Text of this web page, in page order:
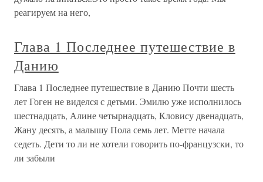
реагируем на него,
Глава 1 Последнее путешествие в
Данию
Глава 1 Последнее путешествие в Данию Почти шесть
лет Гоген не виделся с детьми. Эмилю уже исполнилось
шестнадцать, Алине четырнадцать, Кловису двенадцать,
Жану десять, а малышу Пола семь лет. Метте начала
седеть. Дети то ли не хотели говорить по-французски, то
ли забыли